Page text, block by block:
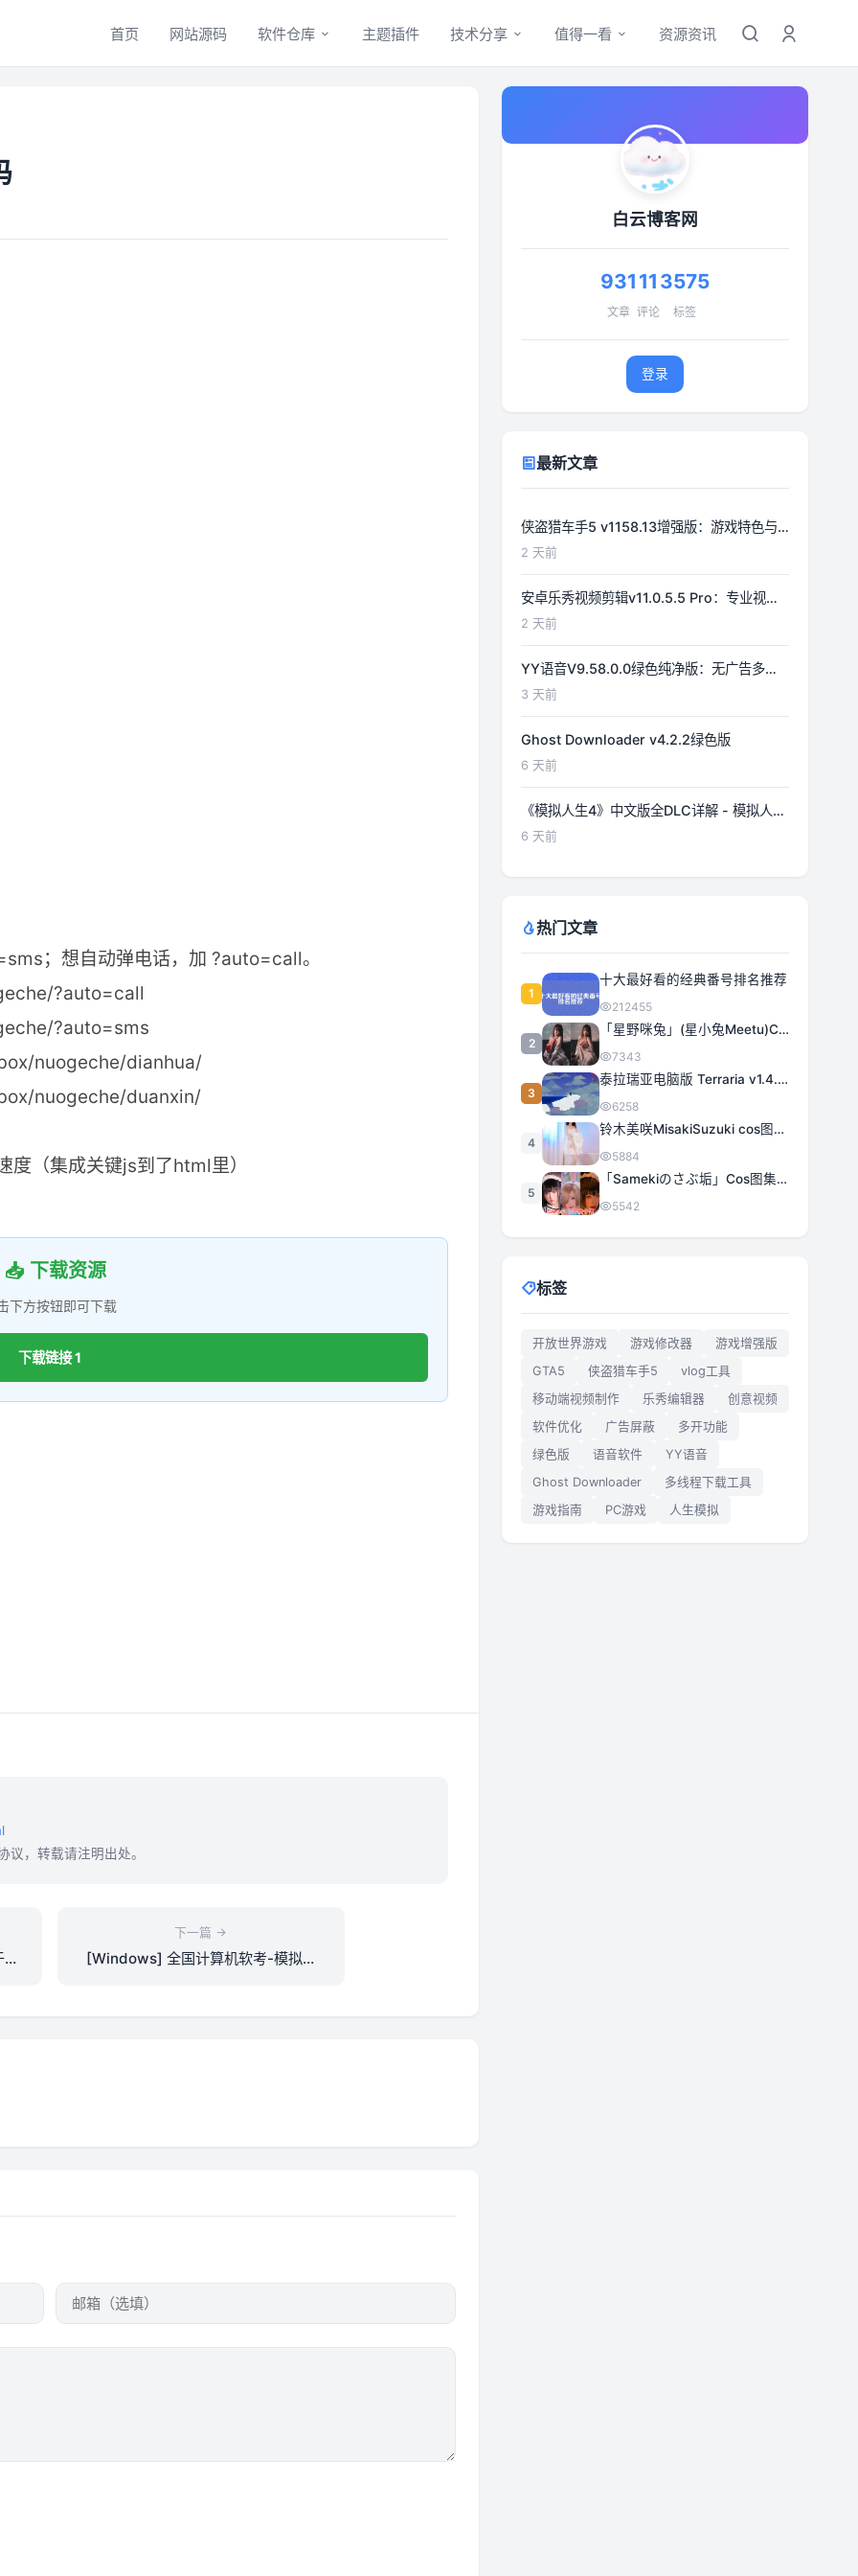
首页 网站源码 软件仓库 主题插件 技术分享 值得一看 资源资讯
；想自动弹电话，加 ?auto=call。
?auto=call
?auto=sms
nuogeche/dianhua/
nuogeche/duanxin/
（集成关键js到了html里）
📥 下载资源
下方按钮即可下载
下载链接 1
议，转载请注明出处。
下一篇
[Windows] 全国计算机软考-模拟练
白云博客网
931
文章
11
评论
3575
标签
登录
最新文章
侠盗猎车手5 v1158.13增强版：游戏特色与
功能详解
2 天前
安卓乐秀视频剪辑v11.0.5.5 Pro：专业视频
编辑工具详解
2 天前
YY语音V9.58.0.0绿色纯净版：无广告多开
体验优化
3 天前
Ghost Downloader v4.2.2绿色版
6 天前
《模拟人生4》中文版全DLC详解 - 模拟人生
游戏指南
6 天前
热门文章
1
十大最好看的经典番号排名推荐
212455
2
「星野咪兔」(星小兔Meetu)COS图集全部作品合集 [持续更新]
7343
3
泰拉瑞亚电脑版 Terraria v1.4.5.3 豪华中文 | 全DLC|解压即撸
6258
4
铃木美咲MisakiSuzuki cos图集合集打包下载 363套日系治愈女神精选
5884
5
「Samekiのさぶ垢」Cos图集全部作品作品合集[持续更新] 甜美与性感的完美融合
5542
标签
开放世界游戏 游戏修改器
游戏增强版
GTA5
侠盗猎车手5
vlog工具
移动端视频制作
乐秀编辑器
创意视频
软件优化
广告屏蔽
多开功能
绿色版
语音软件
YY语音
Ghost Downloader
多线程下载工具
游戏指南
PC游戏 人生模拟